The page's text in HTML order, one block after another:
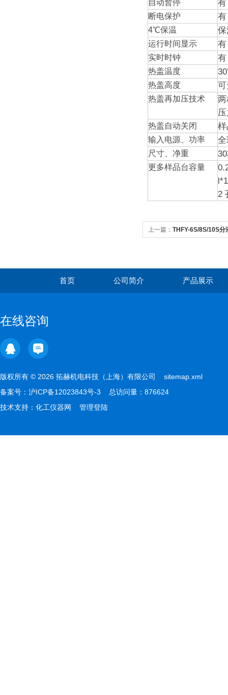
自动暂停 有
断电保护 有
4℃保温
运行时间显示 有
实时时钟 有
热盖温度
热盖高度
热盖再加压技术
热盖自动关闭
输入电源、功率
尺寸、净重
更多样品台容量
2
上一篇： THFY-6S/8S/10S分
首页 公司简介 产品展示
在线咨询
版权所有 © 2026 拓赫机电科技（上海）有限公司 sitemap.xml
备案号： 沪ICP备12023843号-3 总访问量：876624
技术支持： 化工仪器网 管理登陆